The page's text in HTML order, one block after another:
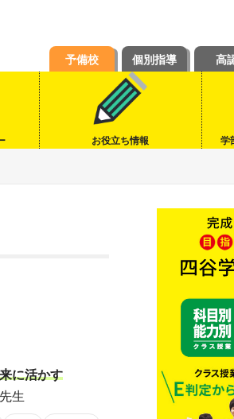
予備校 個別指導 高
お役立ち情報 学
に活かす
生